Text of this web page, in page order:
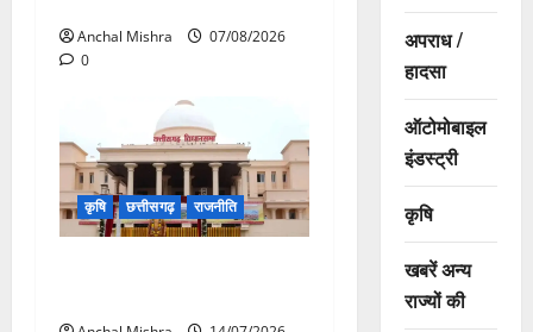
Anchal Mishra
07/08/2026
0
कृषि छत्तीसगढ़ राजनीति
अपराध /
हादसा
ऑटोमोबाइल
इंडस्ट्री
कृषि
खबरें अन्य
राज्यों की